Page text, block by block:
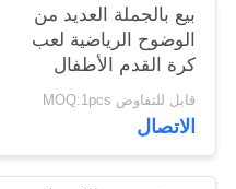
خريطة
الموقع
PRIVACY
بيع بالجملة العديد من
الوضوح الرياضية لعب
كرة القدم الأطفال
الدمى استخدام كامل
الجسم في العرض نافذة
متجر
قابل للتفاوض MOQ:1pcs
الاتصال